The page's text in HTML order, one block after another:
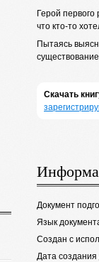
Герой
что кто-то
Пытаясь
Скачать
Документ
Язык
Создан с
Дата создания